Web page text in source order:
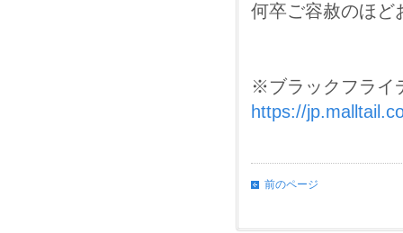
何卒ご容赦のほど
※ブラックフライ
https://
前のページ